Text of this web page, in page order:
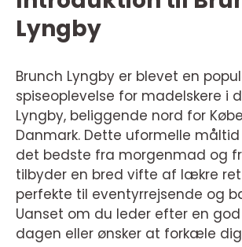
Lyngby
Brunch Lyngby er blevet en
spiseoplevelse for madelskere i
Lyngby, beliggende nord for
Danmark. Dette uformelle
det bedste fra morgenmad og
tilbyder en bred vifte af lækre
perfekte til eventyrrejsende og
Uanset om du leder efter en
dagen eller ønsker at forkæle